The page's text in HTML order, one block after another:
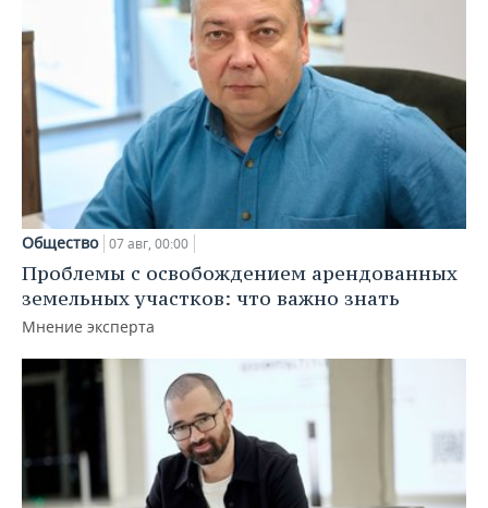
Общество 07 авг, 00:00
Проблемы с освобождением арендованных
земельных участков: что важно знать
Мнение эксперта